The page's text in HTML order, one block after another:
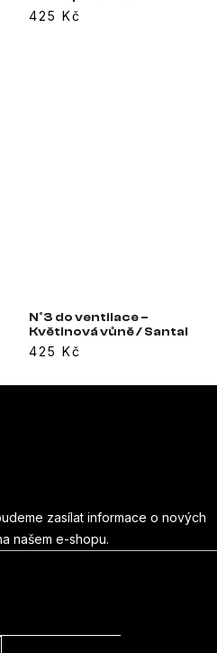
425 Kč
N°3 do ventilace –
Květinová vůně / Santal
425 Kč
zasílat informace o nových
našem e-shopu.